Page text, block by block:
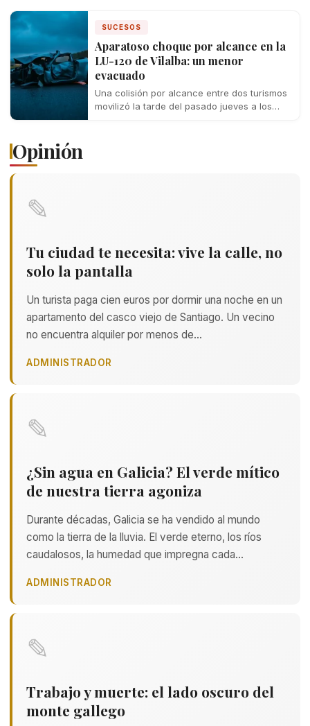
SUCESOS
Aparatoso choque por alcance en la
LU-120 de Vilalba: un menor
evacuado
Una colisión por alcance entre dos turismos
movilizó la tarde del pasado jueves a los
Opinión
✎
Tu ciudad te necesita: vive la calle, no
solo la pantalla
Un turista paga cien euros por dormir una noche en un
apartamento del casco viejo de Santiago. Un vecino
no encuentra alquiler por menos de…
ADMINISTRADOR
✎
¿Sin agua en Galicia? El verde mítico
de nuestra tierra agoniza
Durante décadas, Galicia se ha vendido al mundo
como la tierra de la lluvia. El verde eterno, los ríos
caudalosos, la humedad que impregna cada…
ADMINISTRADOR
✎
Trabajo y muerte: el lado oscuro del
monte gallego